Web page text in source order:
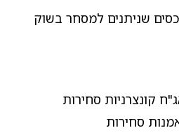
שניתנים למסחר בשוק
קונצרניות סחירות
סחירות